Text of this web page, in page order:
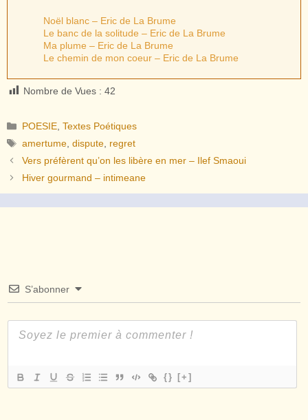
Noël blanc – Eric de La Brume
Le banc de la solitude – Eric de La Brume
Ma plume – Eric de La Brume
Le chemin de mon coeur – Eric de La Brume
Nombre de Vues : 42
Catégories
POESIE ,Textes Poétiques
Étiquettes
amertume ,dispute regret
Vers préfèrent qu’on les libère en mer – Ilef Smaoui
Hiver gourmand – intimeane
S’abonner
{} [+]